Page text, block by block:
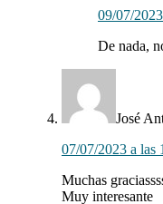
09/07/
De nada,
José
07/07/2023 a las
Muchas
Muy interesante